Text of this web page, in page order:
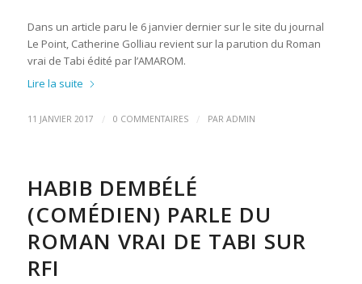
Dans un article paru le 6 janvier dernier sur le site du journal
Le Point, Catherine Golliau revient sur la parution du Roman
vrai de Tabi édité par l’AMAROM.
Lire la suite
11 JANVIER 2017 / 0 COMMENTAIRES / PAR ADMIN
HABIB DEMBÉLÉ
(COMÉDIEN) PARLE DU
ROMAN VRAI DE TABI SUR
RFI